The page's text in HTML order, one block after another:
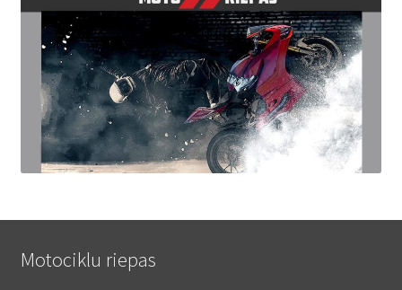
Motociklu riepas